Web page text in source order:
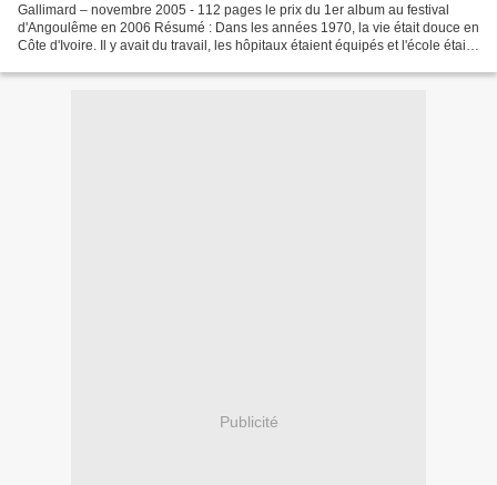
Gallimard – novembre 2005 - 112 pages le prix du 1er album au festival
d'Angoulême en 2006 Résumé : Dans les années 1970, la vie était douce en
Côte d'Ivoire. Il y avait du travail, les hôpitaux étaient équipés et l'école était
Publicité